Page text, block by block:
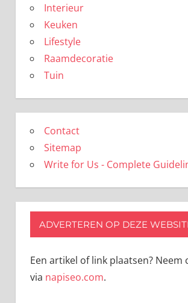
Interieur
Keuken
Lifestyle
Raamdecoratie
Tuin
Contact
Sitemap
Write for Us - Complete
ADVERTEREN OP DEZE
Een artikel of link plaatsen? Neem
via napiseo.com.